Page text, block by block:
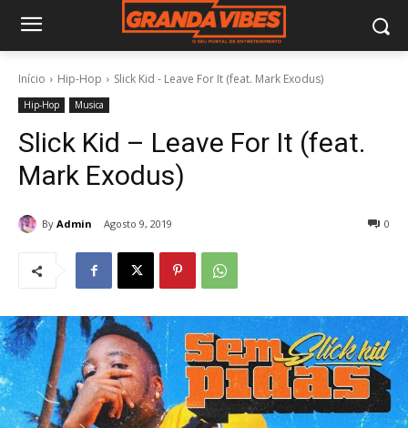
Início Hip-Hop Slick Kid - Leave For It (feat. Mark Exodus)
Hip-Hop Musica
Slick Kid – Leave For It (feat.
Mark Exodus)
By Admin Agosto 9, 2019 0